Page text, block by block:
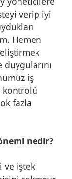
verip iyi
Hemen
iş
kontrolü
fazla
nedir?
ve işteki